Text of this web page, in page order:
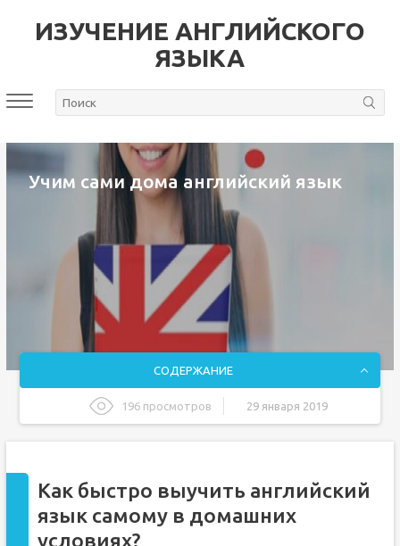
ИЗУЧЕНИЕ АНГЛИЙСКОГО
ЯЗЫКА
Учим сами дома английский язык
СОДЕРЖАНИЕ
196 просмотров 29 января 2019
Советы, как легко выучить английский язык
Какие плюсы знания английского языка?
Как быстро выучить английский
язык самому в домашних
условиях?